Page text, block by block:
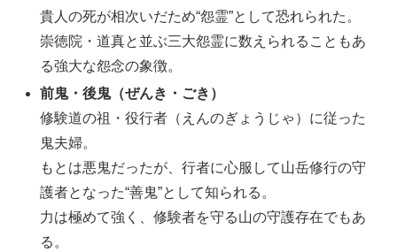
貴人の死が相次いだため“怨霊”として恐れられた。
崇徳院・道真と並ぶ三大怨霊に数えられることもあ
る強大な怨念の象徴。
前鬼・後鬼（ぜんき・ごき）
修験道の祖・役行者（えんのぎょうじゃ）に従った
鬼夫婦。
もとは悪鬼だったが、行者に心服して山岳修行の守
護者となった“善鬼”として知られる。
力は極めて強く、修験者を守る山の守護存在でもあ
る。